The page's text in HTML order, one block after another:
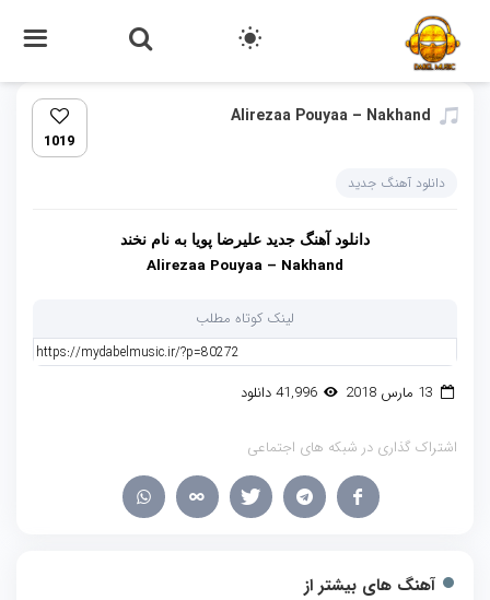
Alirezaa Pouyaa – Nakhand‏
1019
دانلود آهنگ جدید
دانلود آهنگ جدید علیرضا پویا به نام نخند
Alirezaa Pouyaa – Nakhand
لینک کوتاه مطلب
41,996 دانلود
اشتراک گذاری در شبکه های اجتماعی
آهنگ های بیشتر از